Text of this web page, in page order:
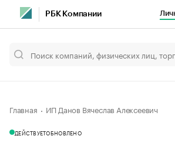
РБК Компании
Главная ИП Данов Вячеслав Алексеевич
ДЕЙСТВУЕТОБНОВЛЕНО